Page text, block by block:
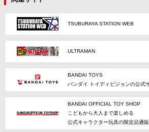
TSUBURAYA STATION WEB
ULTRAMAN
BANDAI TOYS
バンダイ トイディビジョンの公式
BANDAI OFFICIAL TOY SHOP
こどもから大人まで楽しめる
公式キャラクター玩具の限定品通